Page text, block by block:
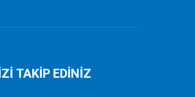
TAKİP EDİNİZ